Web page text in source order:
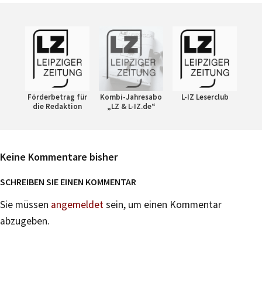
Förderbetrag für
die Redaktion
Kombi-Jahresabo
„LZ & L-IZ.de“
L-IZ Leserclub
Keine Kommentare bisher
SCHREIBEN SIE EINEN KOMMENTAR
Sie müssen angemeldetsein, um einen Kommentar
abzugeben.